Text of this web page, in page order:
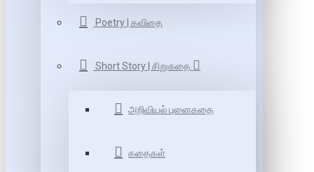
Poetry | கவிதை
Short Story | சிறுகதை
அறிவியல் புனைகதை
கதைகள்